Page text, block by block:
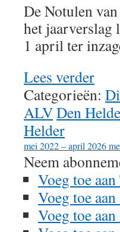
De Notulen
het jaarverslag
1 april ter
Lees verder
Categorieën:
ALVDen
Helder
mei 2022 – april 2026
Neem
Voeg toe
Voeg toe
Voeg toe